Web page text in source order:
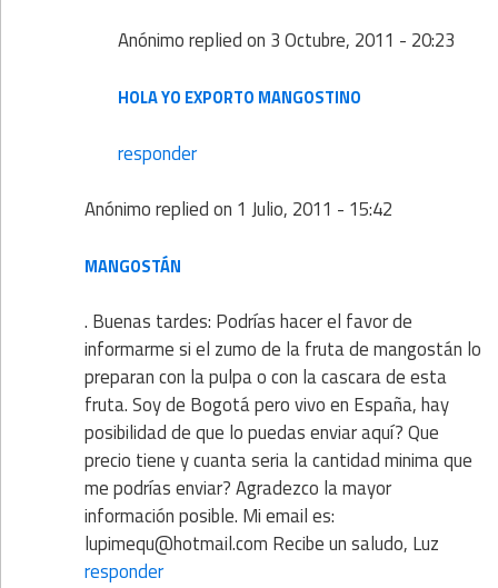
Anónimoreplied on 3 Octubre, 2011 - 20:23
HOLA YO EXPORTO MANGOSTINO
responder
Anónimoreplied on 1 Julio, 2011 - 15:42
MANGOSTÁN
. Buenas tardes: Podrías hacer el favor de
informarme si el zumo de la fruta de mangostán lo
preparan con la pulpa o con la cascara de esta
fruta. Soy de Bogotá pero vivo en España, hay
posibilidad de que lo puedas enviar aquí? Que
precio tiene y cuanta seria la cantidad minima que
me podrías enviar? Agradezco la mayor
información posible. Mi email es:
lupimequ@hotmail.com Recibe un saludo, Luz
responder